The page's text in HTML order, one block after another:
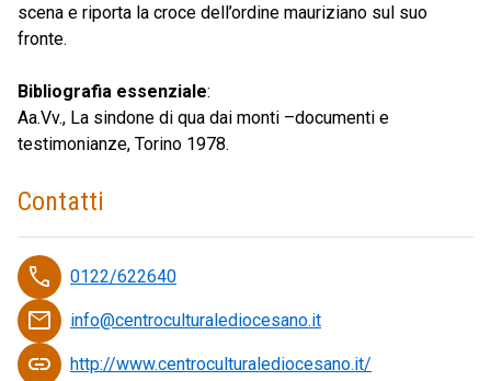
scena e riporta la croce dell’ordine mauriziano sul suo
fronte.
Bibliografia essenziale:
Aa.Vv., La sindone di qua dai monti –documenti e
testimonianze, Torino 1978.
Contatti
phone 0122/622640
email info@centroculturalediocesano.it
link http://www.centroculturalediocesano.it/